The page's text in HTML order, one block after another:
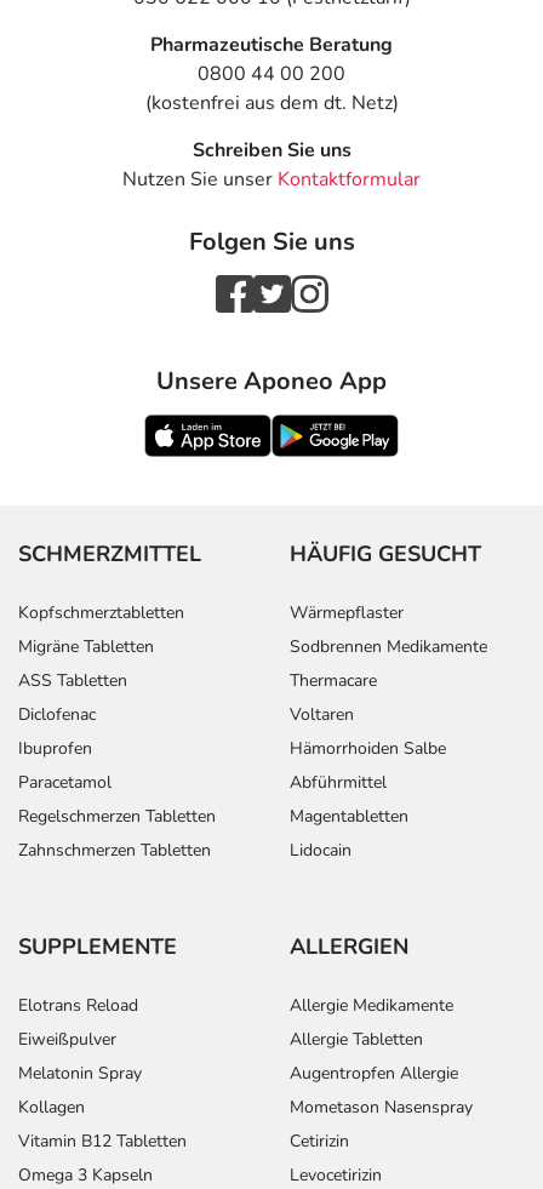
Pharmazeutische Beratung
0800 44 00 200
(kostenfrei aus dem dt. Netz)
Schreiben Sie uns
Nutzen Sie unser Kontaktformular
Folgen Sie uns
Unsere Aponeo App
SCHMERZMITTEL
Kopfschmerztabletten
Migräne Tabletten
ASS Tabletten
Diclofenac
Ibuprofen
Paracetamol
Regelschmerzen Tabletten
Zahnschmerzen Tabletten
HÄUFIG GESUCHT
Wärmepflaster
Sodbrennen Medikamente
Thermacare
Voltaren
Hämorrhoiden Salbe
Abführmittel
Magentabletten
Lidocain
SUPPLEMENTE
Elotrans Reload
Eiweißpulver
Melatonin Spray
Kollagen
Vitamin B12 Tabletten
Omega 3 Kapseln
ALLERGIEN
Allergie Medikamente
Allergie Tabletten
Augentropfen Allergie
Mometason Nasenspray
Cetirizin
Levocetirizin